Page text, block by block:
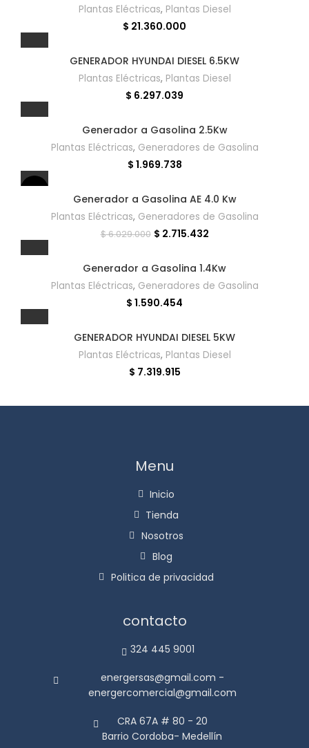
Plantas Eléctricas, Plantas Diesel
$ 21.360.000
GENERADOR HYUNDAI DIESEL 6.5KW
Plantas Eléctricas, Plantas Diesel
$ 6.297.039
Generador a Gasolina 2.5Kw
Plantas Eléctricas, Generadores de Gasolina
$ 1.969.738
SALE
Generador a Gasolina AE 4.0 Kw
Plantas Eléctricas, Generadores de Gasolina
$6.029.000 $ 2.715.432
Generador a Gasolina 1.4Kw
Plantas Eléctricas, Generadores de Gasolina
$ 1.590.454
GENERADOR HYUNDAI DIESEL 5KW
Plantas Eléctricas, Plantas Diesel
$ 7.319.915
Menu
Inicio
Tienda
Nosotros
Blog
Politica de privacidad
contacto
324 445 9001
energersas@gmail.com -
energercomercial@gmail.com
CRA 67A # 80 - 20
Barrio Cordoba- Medellín